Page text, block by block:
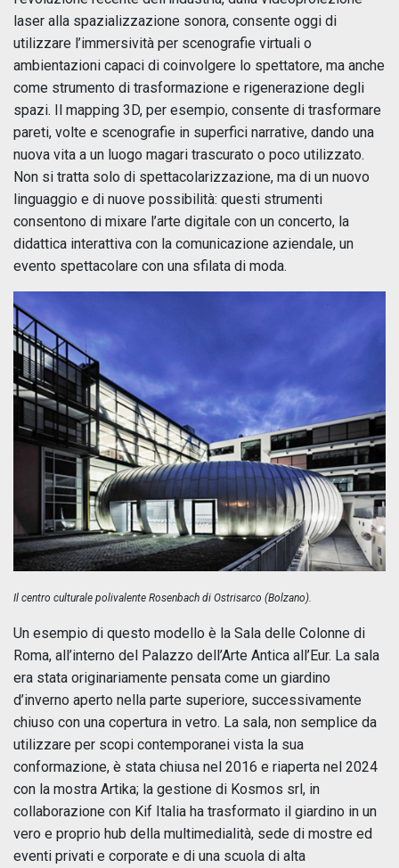
laser alla spazializzazione sonora, consente oggi di
utilizzare l’immersività per scenografie virtuali o
ambientazioni capaci di coinvolgere lo spettatore, ma anche
come strumento di trasformazione e rigenerazione degli
spazi. Il mapping 3D, per esempio, consente di trasformare
pareti, volte e scenografie in superfici narrative, dando una
nuova vita a un luogo magari trascurato o poco utilizzato.
Non si tratta solo di spettacolarizzazione, ma di un nuovo
linguaggio e di nuove possibilità: questi strumenti
consentono di mixare l’arte digitale con un concerto, la
didattica interattiva con la comunicazione aziendale, un
evento spettacolare con una sfilata di moda.
Il centro culturale polivalente Rosenbach di Ostrisarco (Bolzano).
Un esempio di questo modello è la Sala delle Colonne di
Roma, all’interno del Palazzo dell’Arte Antica all’Eur. La sala
era stata originariamente pensata come un giardino
d’inverno aperto nella parte superiore, successivamente
chiuso con una copertura in vetro. La sala, non semplice da
utilizzare per scopi contemporanei vista la sua
conformazione, è stata chiusa nel 2016 e riaperta nel 2024
con la mostra Artika; la gestione di Kosmos srl, in
collaborazione con Kif Italia ha trasformato il giardino in un
vero e proprio hub della multimedialità, sede di mostre ed
eventi privati e corporate e di una scuola di alta